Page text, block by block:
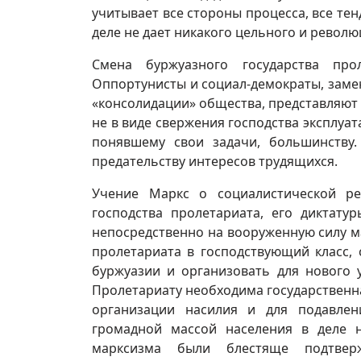
учитывает все стороны процесса, все
деле не дает никакого цельного и
Смена буржуазного государства
Оппортунисты и социал-демократы,
«консолидации» общества,
не в виде свержения господства
понявшему свои задачи,
предательству интересов трудящихся.
Учение Маркс о социалистической
господства пролетариата, его
непосредственно на вооруженную
пролетариата в господствующий
буржуазии и организовать для нового
Пролетариату необходима
организации насилия и для
громадной массой населения в деле
марксизма были блестяще